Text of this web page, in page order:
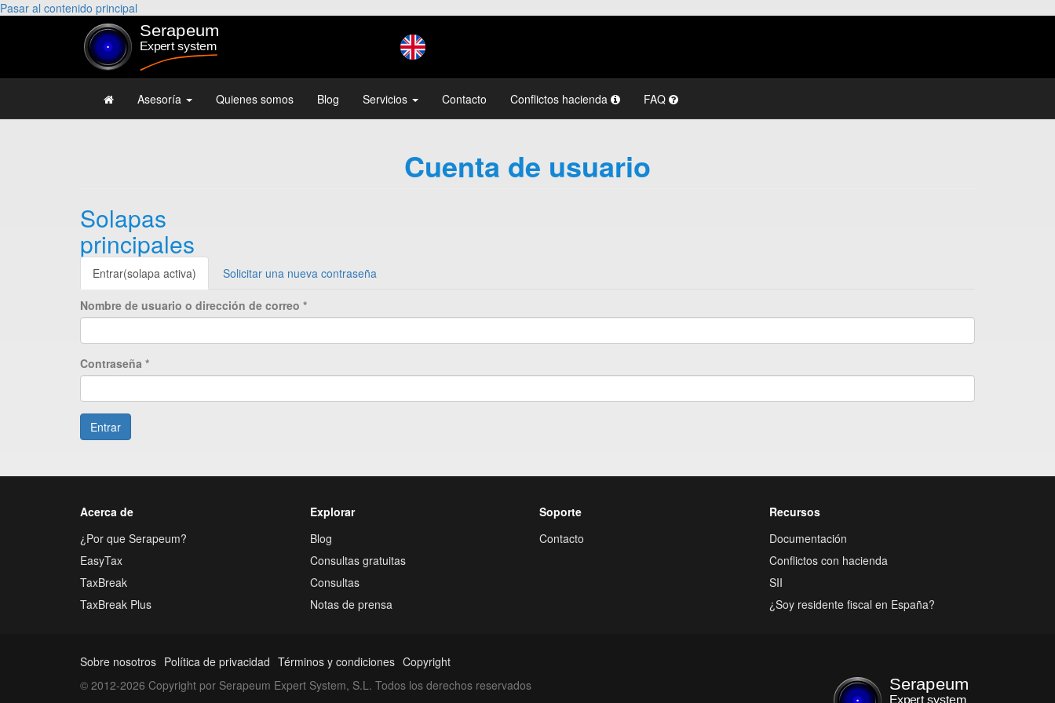
Pasar al contenido principal
Asesoría Quienes somos Blog Servicios Contacto Conflictos hacienda FAQ
Cuenta de usuario
Solapas
principales
Entrar(solapa activa) Solicitar una nueva contraseña
Nombre de usuario o dirección de correo *
Contraseña *
Entrar
Acerca de
¿Por que Serapeum?
EasyTax
TaxBreak
TaxBreak Plus
Explorar
Blog
Consultas gratuitas
Consultas
Notas de prensa
Soporte
Contacto
Recursos
Documentación
Conflictos con hacienda
SII
¿Soy residente fiscal en España?
Sobre nosotros Política de privacidad Términos y condiciones Copyright
© 2012-2026 Copyright por Serapeum Expert System, S.L. Todos los derechos reservados